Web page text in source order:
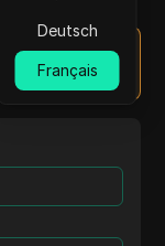
Deutsch
Français
gratuits
favori